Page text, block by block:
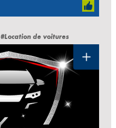
#Location de voitures